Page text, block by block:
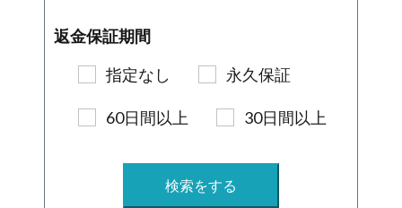
返金保証期間
指定なし
永久保証
60日間以上 30日間以上
検索をする